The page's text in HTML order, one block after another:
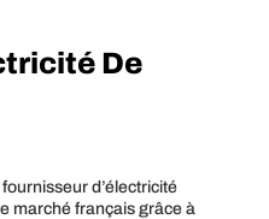
De
d’électricité
marché français grâce à